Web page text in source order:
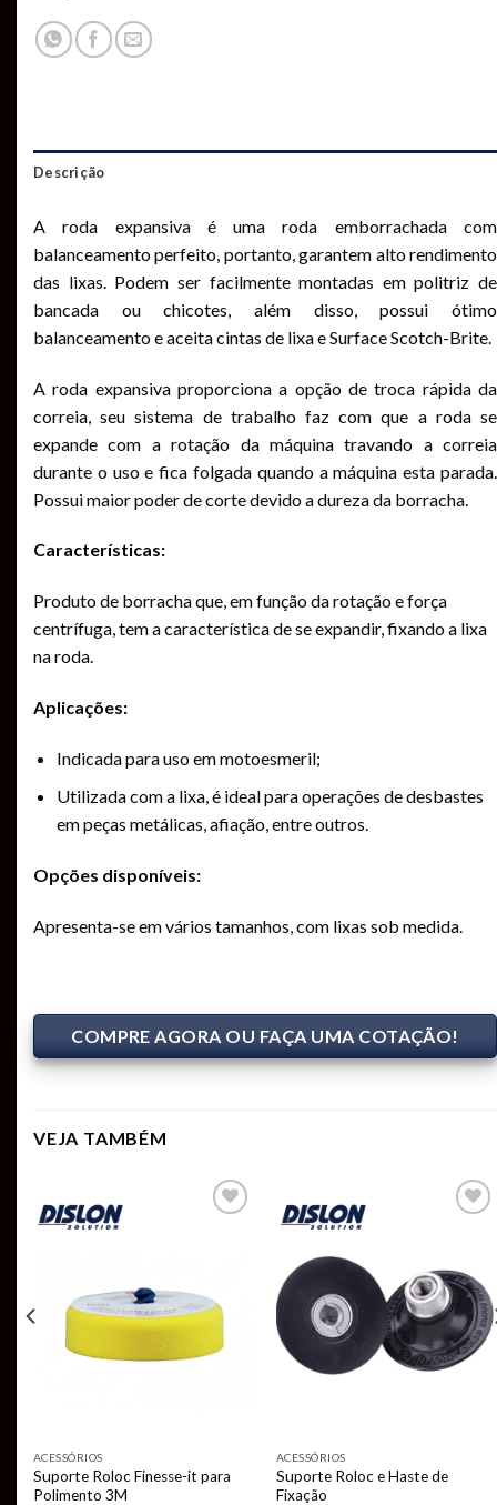
Descrição
A roda expansiva é uma roda emborrachada com
balanceamento perfeito, portanto, garantem alto rendimento
das lixas. Podem ser facilmente montadas em politriz de
bancada ou chicotes, além disso, possui ótimo
balanceamento e aceita cintas de lixa e Surface Scotch-Brite.
A roda expansiva proporciona a opção de troca rápida da
correia, seu sistema de trabalho faz com que a roda se
expande com a rotação da máquina travando a correia
durante o uso e fica folgada quando a máquina esta parada.
Possui maior poder de corte devido a dureza da borracha.
Características:
Produto de borracha que, em função da rotação e força
centrífuga, tem a característica de se expandir, fixando a lixa
na roda.
Aplicações:
Indicada para uso em motoesmeril;
Utilizada com a lixa, é ideal para operações de desbastes
em peças metálicas, afiação, entre outros.
Opções disponíveis:
Apresenta-se em vários tamanhos, com lixas sob medida.
COMPRE AGORA OU FAÇA UMA COTAÇÃO!
VEJA TAMBÉM
ACESSÓRIOS
Suporte Roloc Finesse-it para
Polimento 3M
Add to
wishlist
ACESSÓRIOS
Suporte Roloc e Haste de
Fixação